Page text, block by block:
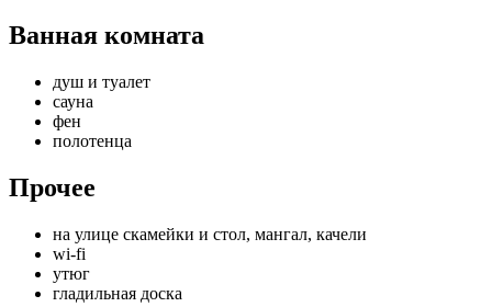
Ванная комната
душ и туалет
сауна
фен
полотенца
Прочее
на улице скамейки и стол, мангал, качели
wi-fi
утюг
гладильная доска